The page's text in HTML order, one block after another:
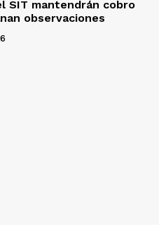
SIT mantendrán cobro
observaciones